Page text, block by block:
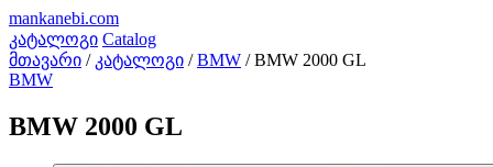
mankanebi.com
კატალოგი Catalog
მთავარი / კატალოგი / BMW / BMW 2000 GL
BMW
BMW 2000 GL